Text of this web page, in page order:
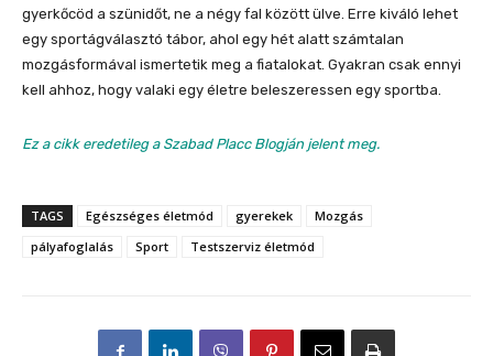
gyerkőcöd a szünidőt, ne a négy fal között ülve. Erre kiváló lehet
egy sportágválasztó tábor, ahol egy hét alatt számtalan
mozgásformával ismertetik meg a fiatalokat. Gyakran csak ennyi
kell ahhoz, hogy valaki egy életre beleszeressen egy sportba.
Ez a cikk eredetileg a Szabad Placc Blogján jelent meg.
TAGS Egészséges életmód gyerekek
Mozgás
pályafoglalás
Sport Testszerviz életmód